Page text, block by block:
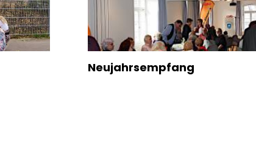
Neujahrsempfang